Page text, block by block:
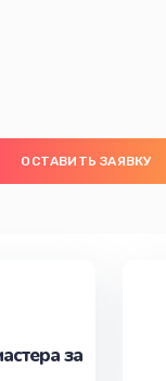
ОСТАВИТЬ ЗАЯВКУ
за